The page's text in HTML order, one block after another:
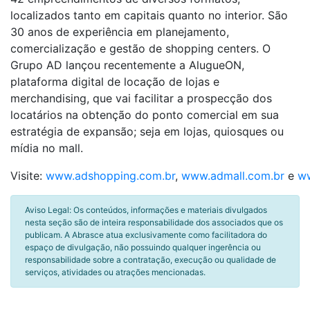
localizados tanto em capitais quanto no interior. São
30 anos de experiência em planejamento,
comercialização e gestão de shopping centers. O
Grupo AD lançou recentemente a AlugueON,
plataforma digital de locação de lojas e
merchandising, que vai facilitar a prospecção dos
locatários na obtenção do ponto comercial em sua
estratégia de expansão; seja em lojas, quiosques ou
mídia no mall.
Visite: www.adshopping.com.br, www.admall.com.br e
Aviso Legal: Os conteúdos, informações e materiais divulgados
nesta seção são de inteira responsabilidade dos associados que os
publicam. A Abrasce atua exclusivamente como facilitadora do
espaço de divulgação, não possuindo qualquer ingerência ou
responsabilidade sobre a contratação, execução ou qualidade de
serviços, atividades ou atrações mencionadas.